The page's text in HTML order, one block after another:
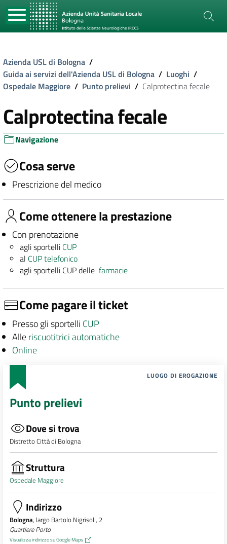
Azienda USL di Bologna /
Guida ai servizi dell'Azienda USL di Bologna / Luoghi /
Ospedale Maggiore / Punto prelievi / Calprotectina fecale
Calprotectina fecale
Navigazione
Cosa serve
Prescrizione del medico
Come ottenere la prestazione
Con prenotazione
agli sportelli CUP
al CUP telefonico
agli sportelli CUP dellefarmacie
Come pagare il ticket
Presso gli sportelli CUP
Alleriscuotitrici automatiche
Online
LUOGO DI EROGAZIONE
Punto prelievi
Dove si trova
Distretto Città di Bologna
Struttura
Ospedale Maggiore
Indirizzo
Bologna, largo Bartolo Nigrisoli, 2
Quartiere Porto
Visualizza indirizzo su Google Maps